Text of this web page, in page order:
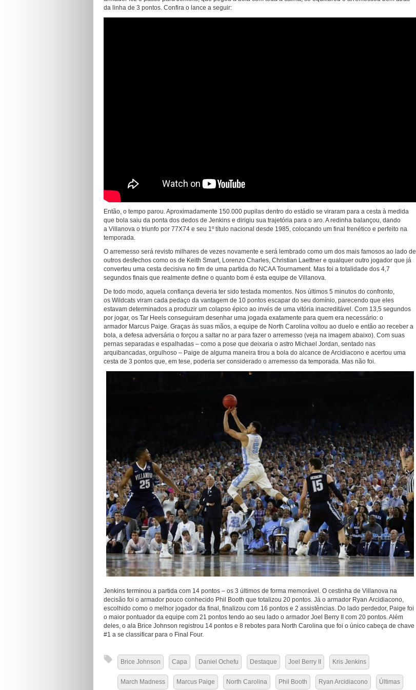
da linha de 3 pontos. Confira o lance a seguir:
Então, o tempo parou. Aproximadamente 150.000 pupilas dentro do estádio se viraram para a cesta à medida
que bola saiu da ponta dos dedos de Jenkins e dirigiu sua trajetória para o aro. A redinha balançou, dando
a Villanova o triunfo por 77X74 e seu 1º título nacional desde 1985, colocando um final frenético e perfeito na
temporada.
O arremesso será revisto milhares de vezes novamente e será lembrado como um dos mais famosos ao lado de
outros desfechos como os de Keith Smart, Lorenzo Charles, Christian Laettner e qualquer outro jogador que já
converteu uma cesta decisiva no fim de uma partida do NCAA Tournament. Mas foi a totalidade dos 4,7
segundos finais que realmente define o quanto bom é esta equipe de Villanova.
De todo modo, aquela confiança deveria ter sido testada momentos. Nos últimos 5 minutos do confronto,
os Wildcats viram cada pedaço da vantagem de 10 pontos escapar do seu domínio, parecendo que eles
estavam determinados a produzir um colapso épico ao invés de uma vitória inacreditável. Com 13,5 segundos
por jogar, os Tar Heels conseguiram desenhar uma jogada exatamente para quem era necessário: o
armador Marcus Paige. Graças às suas mãos, a equipe de North Carolina voltou ao duelo e então ao receber a
bola, a defesa adversária o forçou a saltar no ar para fazer o arremesso (veja na imagem abaixo). Com suas
pernas separadas e espalhadas – como a pose que deixaria o astro Michael Jordan, sentado nas
arquibancadas, orgulhoso – Paige de alguma maneira tirou a bola do alcance de Arcidiacono e acertou uma
cesta de 3 pontos que, em tese, poderia ser considerado o arremesso da temporada. Mas não foi.
Jenkins terminou a partida com 14 pontos – os 3 últimos de forma memorável. O cestinha de Villanova na
decisão foi o armador pouco conhecido Phil Booth que totalizou 20 pontos. Já o armador Ryan Arcidiacono,
escolhido como o melhor jogador da final, finalizou com 16 pontos e 2 assistências. Do lado perdedor, Paige foi
o maior pontuador da equipe com 21 pontos tendo ao seu lado o armador Joel Berry II com 20 pontos. Além
deles, o ala Brice Johnson registrou 14 pontos e 8 rebotes para North Carolina que foi o único cabeça de chave
#1 a se classificar para o Final Four.
Brice Johnson Capa Daniel Ochefu Destaque Joel Berry II Kris Jenkins
March Madness Marcus Paige North Carolina Phil Booth Ryan Arcidiacono Últimas